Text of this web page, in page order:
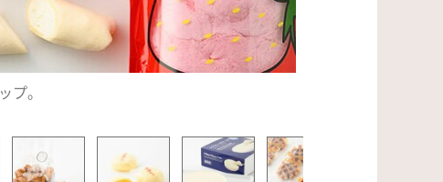
プ。